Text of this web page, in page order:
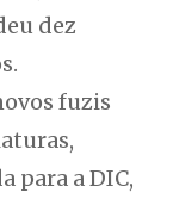
dez
fuzis
para a DIC,